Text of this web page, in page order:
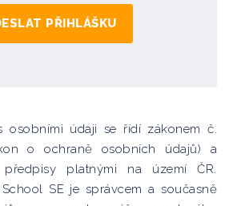
osobními údaji se řídí zákonem č.
o ochraně osobních údajů) a
předpisy platnými na území ČR.
SE je správcem a současně